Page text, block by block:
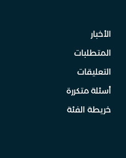
الأخبار
المتطلبات
التعليقات
أسئلة متكررة
خريطة الفئة